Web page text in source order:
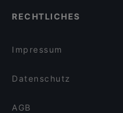
RECHTLICHES
Impressum
Datenschutz
AGB